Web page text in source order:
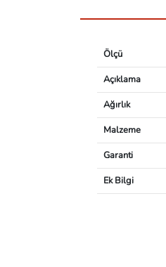
Ölçü
Açıklama
Ağırlık
Malzeme
Garanti
Ek Bilgi